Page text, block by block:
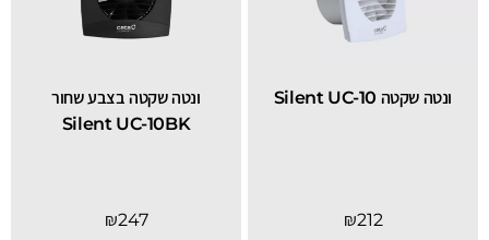
ונטה שקטה Silent UC-10
₪212
ונטה שקטה בצבע שחור
Silent UC-10BK
₪247